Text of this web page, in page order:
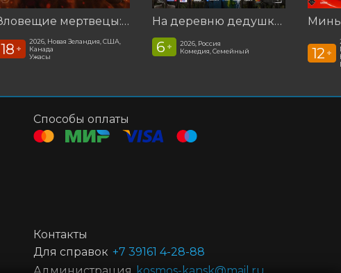
Зловещие мертвецы: Пекло
18 +
2026, Новая Зеландия, США,
Канада
Ужасы
На деревню дедушке 2
6 +
2026, Россия
Комедия, Семейный
12 +
Способы оплаты
Контакты
Для справок +7 39161 4-28-88